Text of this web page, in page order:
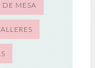
DE MESA